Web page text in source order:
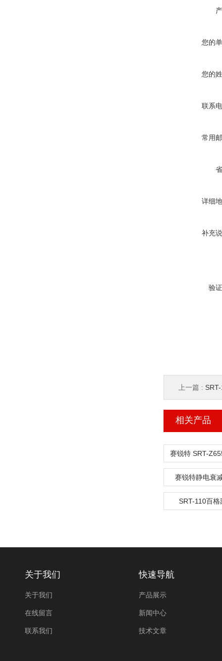
您的
您的
联系
常用
详细
补充
验
上一篇 : SRT-
相关产品
赛锐特静电衰
SRT-110百
关于我们
关于我们
在线留言
联系我们
快速导航
产品展示
新闻中心
技术文章